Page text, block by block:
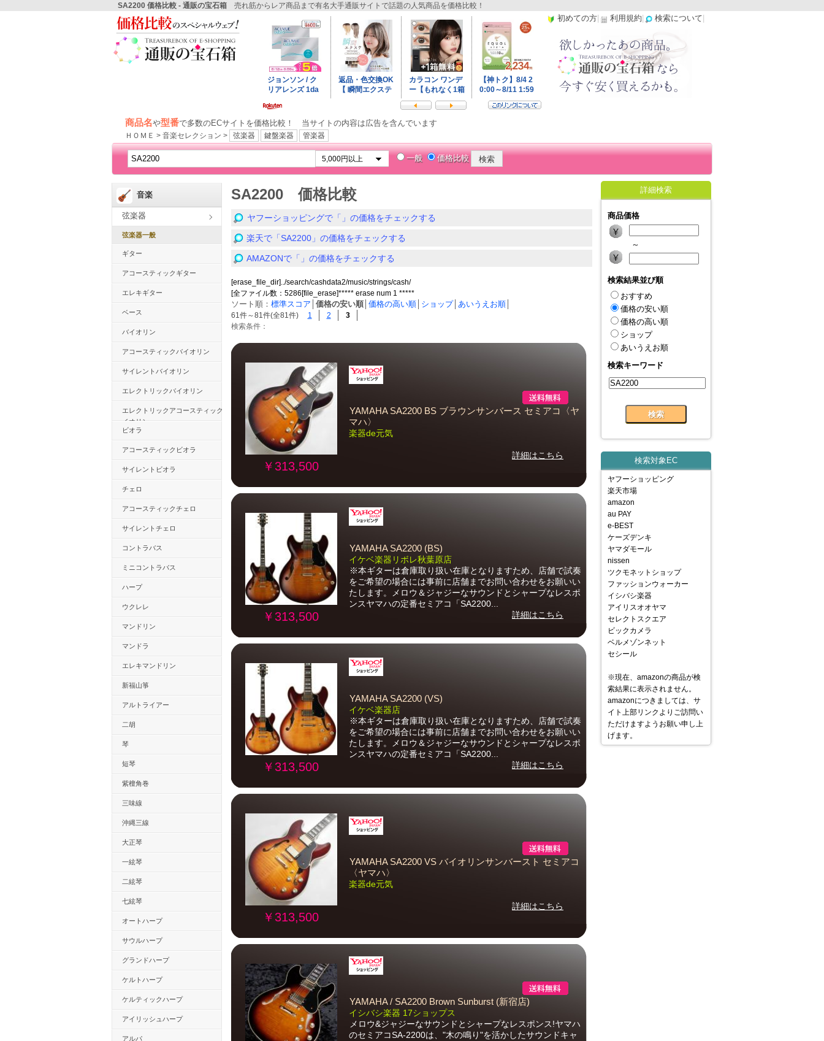
SA2200 価格比較 - 通販の宝石箱 売れ筋からレア商品まで有名大手通販サイトで話題の人気商品を価格比較！
初めての方 利用規約 検索について
商品名や型番で多数のECサイトを価格比較！ 当サイトの内容は広告を含んでいます
ＨＯＭＥ > 音楽セレクション > 弦楽器 鍵盤楽器 管楽器
一般 価格比較
音楽
弦楽器
弦楽器一般
ギター
アコースティックギター
エレキギター
ベース
バイオリン
アコースティックバイオリン
サイレントバイオリン
エレクトリックバイオリン
エレクトリックアコースティックバ
イオリン
ビオラ
アコースティックビオラ
サイレントビオラ
チェロ
アコースティックチェロ
サイレントチェロ
コントラバス
ミニコントラバス
ハープ
ウクレレ
マンドリン
マンドラ
エレキマンドリン
新福山箏
アルトライアー
二胡
琴
短琴
紫檀角巻
三味線
沖縄三線
大正琴
一絃琴
二絃琴
七絃琴
オートハープ
サウルハープ
グランドハープ
ケルトハープ
ケルティックハープ
アイリッシュハープ
アルパ
SA2200 価格比較
ヤフーショッピングで「」の価格をチェックする
楽天で「SA2200」の価格をチェックする
AMAZONで「」の価格をチェックする
[erase_file_dir]../search/cashdata2/music/strings/cash/
[全ファイル数：5286[file_erase]***** erase num 1 *****
ソート順： 標準スコア 価格の安い順 価格の高い順 ショップ│ あいうえお順
61件～81件(全81件) 1 2
3
検索条件：
￥313,500
YAMAHA SA2200 BS ブラウンサンバース セミアコ〈ヤ
マハ〉
楽器de元気
詳細はこちら
￥313,500
YAMAHA SA2200 (BS)
イケベ楽器リボレ秋葉原店
※本ギターは倉庫取り扱い在庫となりますため、店舗で試奏
をご希望の場合には事前に店舗までお問い合わせをお願いい
たします。メロウ＆ジャジーなサウンドとシャープなレスポ
ンスヤマハの定番セミアコ「SA2200...
詳細はこちら
￥313,500
YAMAHA SA2200 (VS)
イケベ楽器店
※本ギターは倉庫取り扱い在庫となりますため、店舗で試奏
をご希望の場合には事前に店舗までお問い合わせをお願いい
たします。メロウ＆ジャジーなサウンドとシャープなレスポ
ンスヤマハの定番セミアコ「SA2200...
詳細はこちら
￥313,500
YAMAHA SA2200 VS バイオリンサンバースト セミアコ
〈ヤマハ〉
楽器de元気
詳細はこちら
YAMAHA / SA2200 Brown Sunburst (新宿店)
イシバシ楽器 17ショップス
メロウ&ジャジーなサウンドとシャープなレスポンス!ヤマハ
のセミアコSA-2200は、"木の鳴り"を活かしたサウンドキャ
詳細検索
商品価格
～
検索結果並び順
おすすめ
価格の安い順
価格の高い順
ショップ
あいうえお順
検索キーワード
検索対象EC
ヤフーショッピング
楽天市場
amazon
au PAY
e-BEST
ケーズデンキ
ヤマダモール
nissen
ツクモネットショップ
ファッションウォーカー
イシバシ楽器
アイリスオオヤマ
セレクトスクエア
ビックカメラ
ベルメゾンネット
セシール
※現在、amazonの商品が検
索結果に表示されません。
amazonにつきましては、サ
イト上部リンクよりご訪問い
ただけますようお願い申し上
げます。